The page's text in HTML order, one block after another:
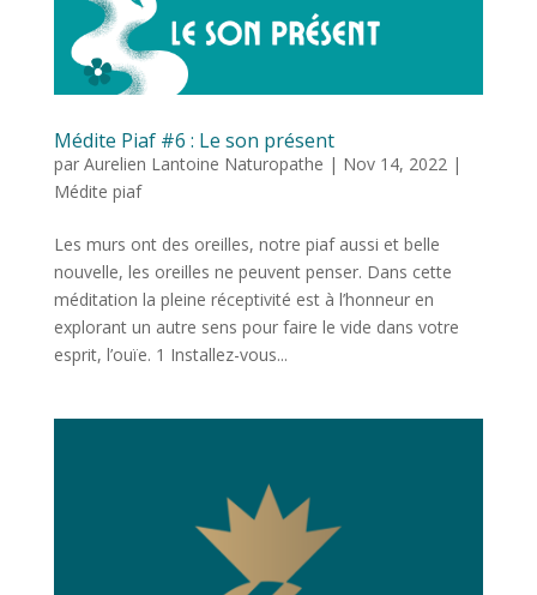
Médite Piaf #6 : Le son présent
par Aurelien Lantoine Naturopathe | Nov 14, 2022|
Médite piaf
Les murs ont des oreilles, notre piaf aussi et belle
nouvelle, les oreilles ne peuvent penser. Dans cette
méditation la pleine réceptivité est à l’honneur en
explorant un autre sens pour faire le vide dans votre
esprit, l’ouïe. 1 Installez-vous...